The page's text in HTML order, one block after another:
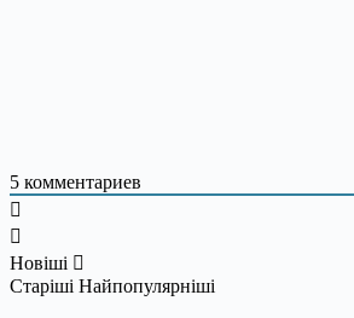
5 комментариев
Новіші
Старіші Найпопулярніші